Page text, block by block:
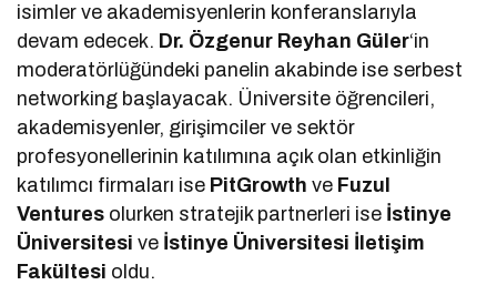
isimler ve akademisyenlerin konferanslarıyla
devam edecek. Dr. Özgenur Reyhan Güler‘in
moderatörlüğündeki panelin akabinde ise serbest
networking başlayacak. Üniversite öğrencileri,
akademisyenler, girişimciler ve sektör
profesyonellerinin katılımına açık olan etkinliğin
katılımcı firmaları ise PitGrowth ve Fuzul
Ventures olurken stratejik partnerleri ise İstinye
Üniversitesive İstinye Üniversitesi İletişim
Fakültesi oldu.